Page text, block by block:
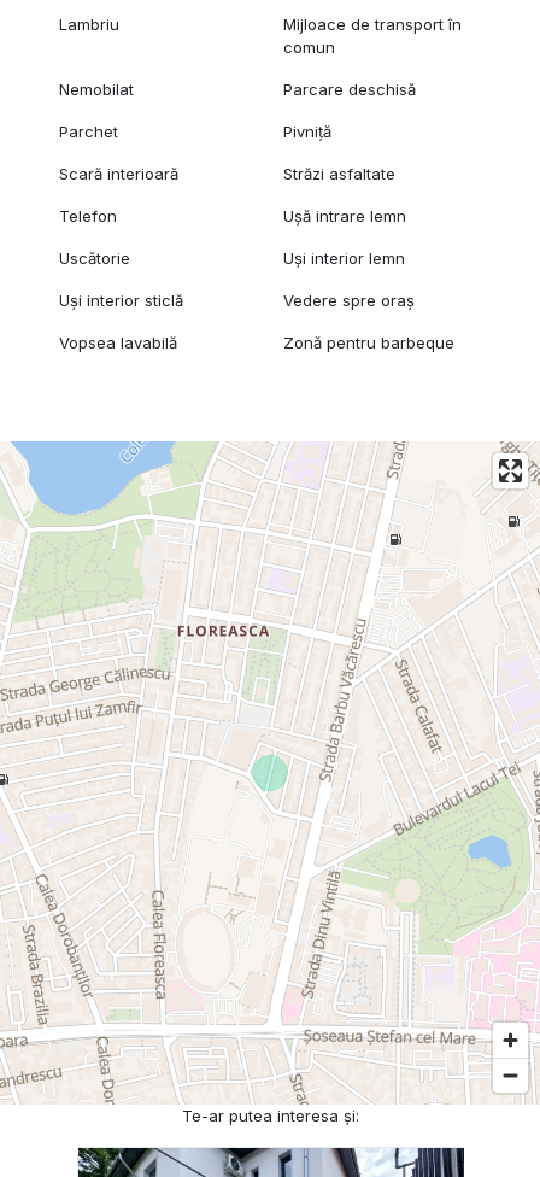
Lambriu
Mijloace de transport în
comun
Nemobilat Parcare deschisă
Parchet Pivniță
Scară interioară Străzi asfaltate
Telefon Ușă intrare lemn
Uscătorie Uși interior lemn
Uși interior sticlă Vedere spre oraș
Vopsea lavabilă Zonă pentru barbeque
Te-ar putea interesa și: